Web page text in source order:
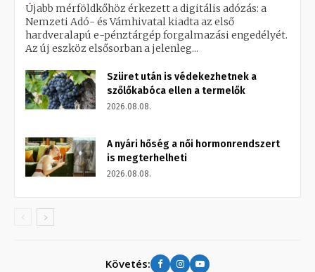
Újabb mérföldkőhöz érkezett a digitális adózás: a
Nemzeti Adó- és Vámhivatal kiadta az első
hardveralapú e-pénztárgép forgalmazási engedélyét.
Az új eszköz elsősorban a jelenleg...
Szüret után is védekezhetnek a
szőlőkabóca ellen a termelők
2026.08.08.
A nyári hőség a női hormonrendszert
is megterhelheti
2026.08.08.
Követés: